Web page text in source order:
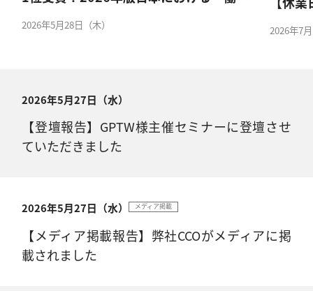
2026年7月14日（火） 2026年5
2026年5月27日（水）
【登壇報告】GPTW様主催セミナーに登壇させ
ていただきました
2026年5月27日（水） メディア掲載
【メディア掲載報告】弊社CCOがメディアに掲
載されました